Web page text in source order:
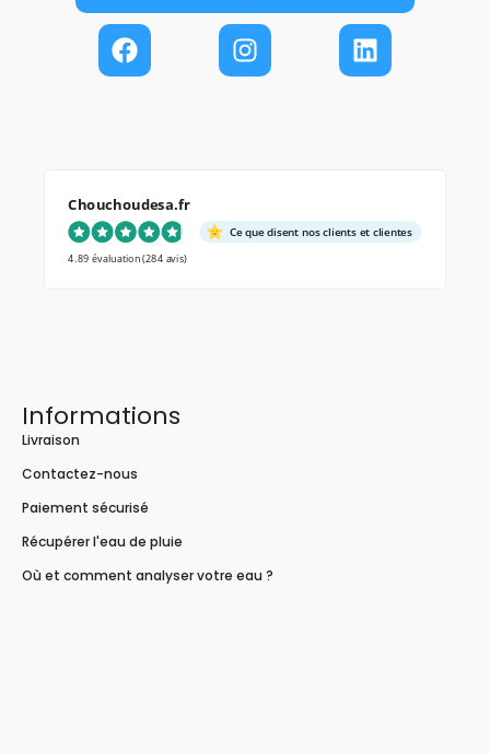
Chouchoudesa.fr
Ce que disent nos clients et clientes
4.89 évaluation(284 avis)
Informations
Livraison
Contactez-nous
Paiement sécurisé
Récupérer l'eau de pluie
Où et comment analyser votre eau ?